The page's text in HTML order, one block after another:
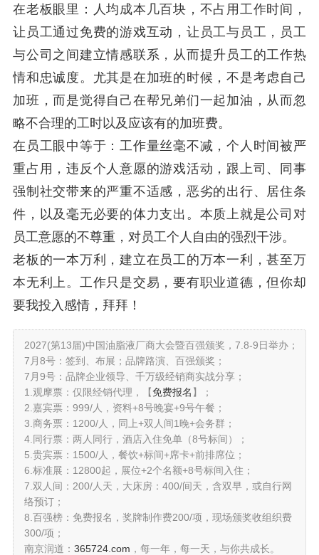
在老板眼里：人均成本几百块，不占用工作时间，
让员工通过免费的游戏互动，让员工与员工，员工
与公司之间建立情感联系，从而提升员工的工作热
情和忠诚度。尤其是在加班的时候，不是考虑自己
加班，而是觉得自己在帮兄弟们一起加油，从而忽
略不合理的工时以及应该有的加班费。
在员工眼中等于：工作量丝毫不减，个人时间被严
重占用，违反个人意愿的游戏活动，跟上司、同事
强制社交带来的严重不适感，恶劣的出行、居住条
件，以及毫无必要的体力支出。本质上就是公司对
员工意愿的不尊重，对员工个人自由的强烈干涉。
老板的一本万利，建立在员工的万本一利，甚至万
本无利上。工作只是交易，要有职业道德，但你却
要我投入感情，拜拜！
2027(第13届)中国油脂液厂商大会暨百强颁奖，7.8-9日举办；
7月8号：签到、布展；品牌路演、百强颁奖；
7月9号：品牌企业领导、千万级经销商实战分享；
1.观摩票：仅限经销代理，【免费报名 】；
2.嘉宾票：999/人，资料+8号晚宴+9号午餐；
3.商务票：1200/人，同上+双人间1晚+会务群；
4.同行票：两人同行，酒店入住免单（8号标间）；
5.贵宾票：1500/人，餐饮+标间+席卡+前排席位；
6.标准展：12800起，展位+2个名额+8号标间入住；
7.双人间：200/人天，大床房：400/间天，含双早，或自行网
络预订；
8.百强榜：免费报名，奖牌制作费200/项，现场颁奖收组织费
300/项；
南京润道： 365724.com ，每一年，每一天，与你共成长。